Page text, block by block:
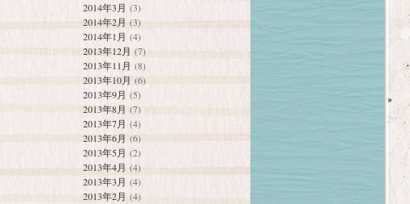
2014年3月 (3)
2014年2月(3)
2014年1月 (4)
2013年12月 (7)
2013年11月 (8)
2013年10月 (6)
2013年9月 (5)
2013年8月 (7)
2013年7月 (4)
2013年6月 (6)
2013年5月 (2)
2013年4月 (4)
2013年3月 (4)
2013年2月(4)